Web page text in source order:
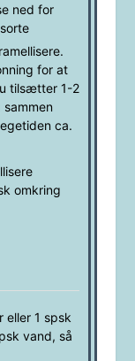
ned for
for at
tilsætter 1-2
ca.
omkring
eller 1 spsk
vand, så